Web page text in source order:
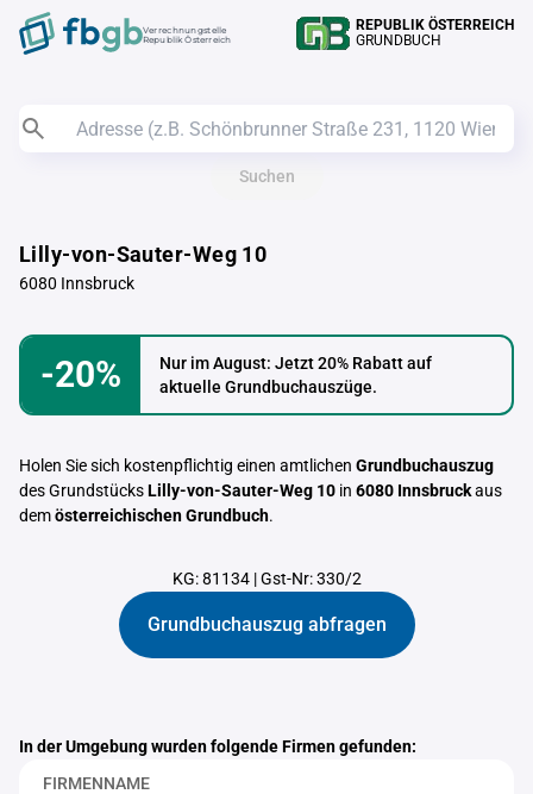
Verrechnungstelle
Republik Österreich
REPUBLIK ÖSTERREICH
GRUNDBUCH
Suchen
Lilly-von-Sauter-Weg 10
6080 Innsbruck
-20%
Nur im August: Jetzt 20% Rabatt auf
aktuelle Grundbuchauszüge.
Holen Sie sich kostenpflichtig einen amtlichen Grundbuchauszug
des GrundstücksLilly-von-Sauter-Weg 10 in 6080 Innsbruckaus
demösterreichischen Grundbuch.
KG: 81134|Gst-Nr: 330/2
Grundbuchauszug abfragen
In der Umgebung wurden folgende Firmen gefunden:
FIRMENNAME